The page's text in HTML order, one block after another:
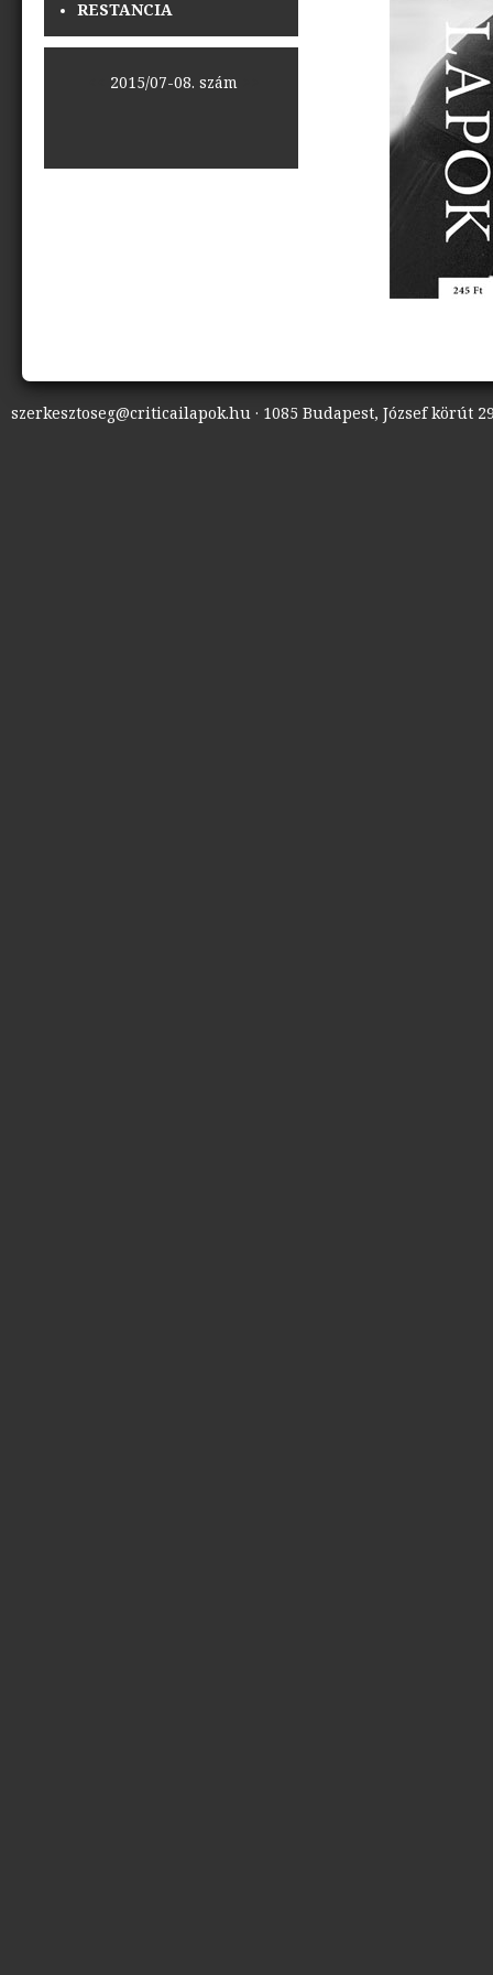
RESTANCIA
2015/07-08. szám>>
szerkesztoseg@criticailapok.hu · 1085 Budapest, József körút